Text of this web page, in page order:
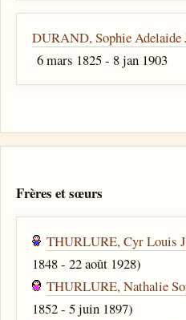
DURAND, Sophie Adelaide
6 mars 1825 - 8 jan 1903
Frères et sœurs
THURLURE, Cyr Louis
1848 - 22 août 1928)
THURLURE, Nathalie
1852 - 5 juin 1897)